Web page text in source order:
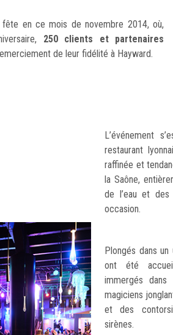
fête en ce mois de novembre 2014, où,
250 clients et partenaires
de leur fidélité à Hayward.
L’événement
restaurant
raffinée et
la Saône,
de l’eau et
occasion.
Plongés dans un
ont été
immergés
magiciens
et des
sirènes.